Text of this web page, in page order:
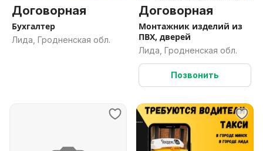
Договорная
Бухгалтер
Лида, Гродненская обл.
Договорная
Монтажник изделий из
ПВХ, дверей
Лида, Гродненская обл.
Позвонить